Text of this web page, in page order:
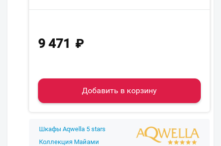
9 471 ₽
Добавить в корзину
Шкафы Aqwella 5 stars
Коллекция Майами